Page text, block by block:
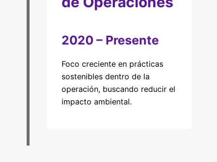
2020 – Presente
Foco creciente en prácticas
sostenibles dentro de la
operación, buscando reducir el
impacto ambiental.